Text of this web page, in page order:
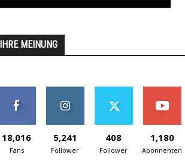
IHRE MEINUNG
18,016
Fans
5,241
Follower
408
Follower
1,180
Abonnenten